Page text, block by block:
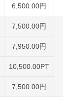
6,500.00円
7,500.00円
7,950.00円
10,500.00PT
7,500.00円